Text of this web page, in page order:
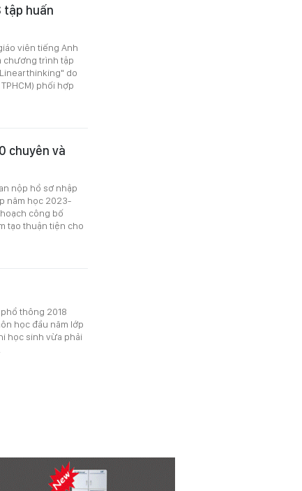
tập huấn
viên tiếng Anh
chương trình tập
do
phối hợp
chuyên và
nộp hồ sơ nhập
năm học 2023-
công bố
tạo thuận tiện cho
thông 2018
học đầu năm lớp
học sinh vừa phải